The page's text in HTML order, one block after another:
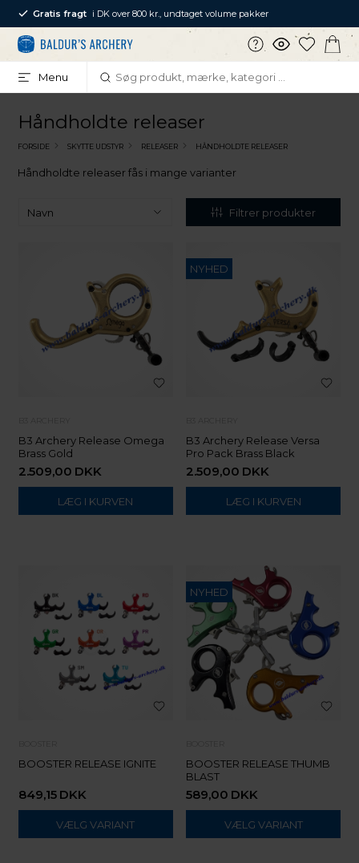
Gratis fragt i DK over 800 kr., undtaget volume pakker
Menu
Håndholdte releaser
FORSIDE SKYTTE UDSTYR RELEASER HÅNDHOLDTE RELEASER
Håndholdte releaser fås i mange varianter
Filtrer produkter
B3 Archery Release Omega
Brass Gold
2.509,00 DKK
NYHED
B3 Archery Release Versa
Pro Pack Brass Black
2.509,00 DKK
BOOSTER RELEASE IGNITE
849,15 DKK
VÆLG VARIANT
NYHED
BOOSTER RELEASE THUMB
BLAST
589,00 DKK
VÆLG VARIANT